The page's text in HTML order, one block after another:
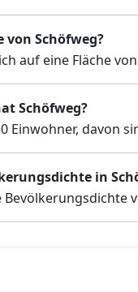
von Schöfweg?
auf eine Fläche
Schöfweg?
Einwohner, davon
in